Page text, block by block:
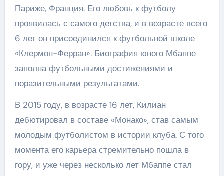
Париже, Франция. Его любовь к футболу
проявилась с самого детства, и в возрасте всего
6 лет он присоединился к футбольной школе
«Клермон-Ферран». Биография юного Мбаппе
заполна футбольными достижениями и
поразительными результатами.
В 2015 году, в возрасте 16 лет, Килиан
дебютировал в составе «Монако», став самым
молодым футболистом в истории клуба. С того
момента его карьера стремительно пошла в
гору, и уже через несколько лет Мбаппе стал